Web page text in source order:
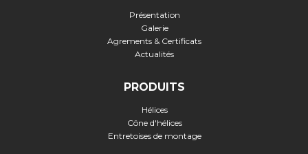
Présentation
Galerie
Agrements & Certificats
Actualités
PRODUITS
Hélices
Cône d'hélices
Entretoises de montage